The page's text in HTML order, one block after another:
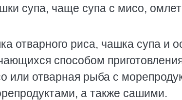
супа, чаще супа с мисо,
отварного риса, чашка супа и
способом
или отварная рыба с
а также сашими.